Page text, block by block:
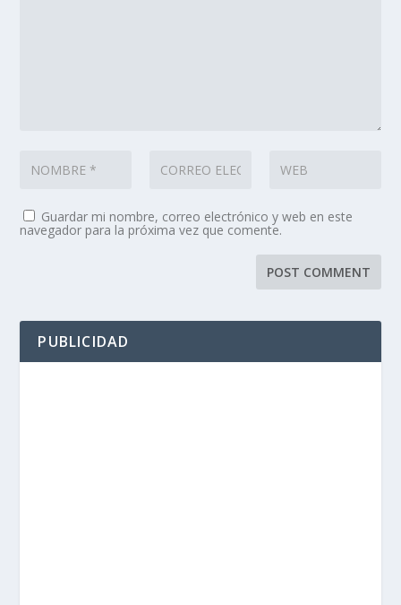
Guardar mi nombre, correo electrónico y web en este
navegador para la próxima vez que comente.
PUBLICIDAD